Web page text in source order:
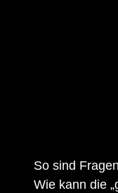
So sind
Wie kann die